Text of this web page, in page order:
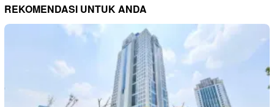
REKOMENDASI UNTUK ANDA